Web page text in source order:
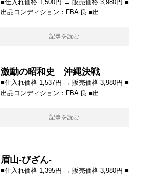
■仕入れ価格 1,500円 → 販売価格 3,980円 ■
出品コンディション：FBA 良 ■出
記事を読む
激動の昭和史 沖縄決戦
■仕入れ価格 1,537円 → 販売価格 3,980円 ■
出品コンディション：FBA 良 ■出
記事を読む
眉山-びざん-
■仕入れ価格 1,395円 → 販売価格 3,980円 ■